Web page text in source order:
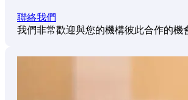
聯絡我們
我們非常歡迎與您的機構彼此合作的機